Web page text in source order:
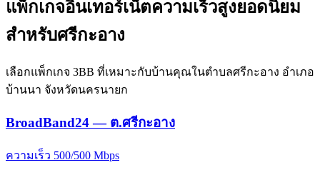
แพ็กเกจอินเทอร์เน็ตความเร็วสูงยอดนิยม
สำหรับศรีกะอาง
เลือกแพ็กเกจ 3BB ที่เหมาะกับบ้านคุณในตำบลศรีกะอาง อำเภอ
บ้านนา จังหวัดนครนายก
BroadBand24 — ต.ศรีกะอาง
ความเร็ว 500/500 Mbps